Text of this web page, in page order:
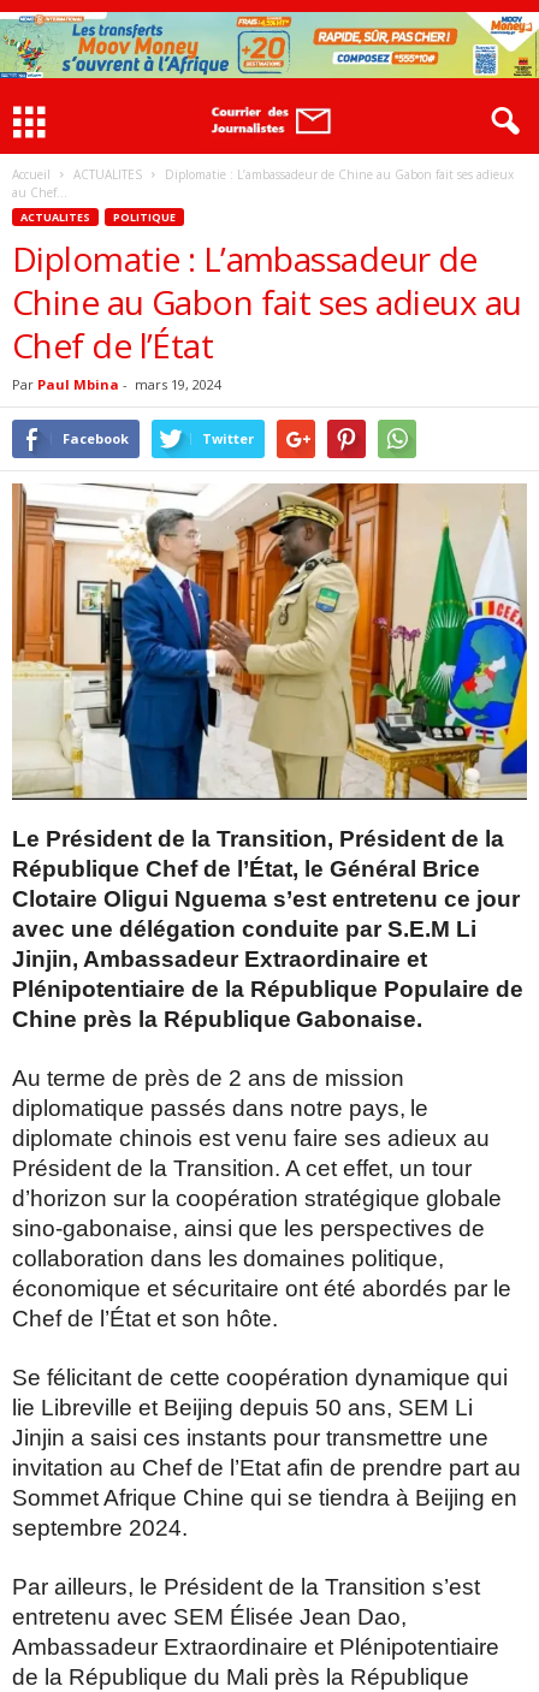
Accueil ACTUALITES
Diplomatie : L’ambassadeur de Chine au Gabon fait ses adieux
au Chef...
ACTUALITES POLITIQUE
Diplomatie : L’ambassadeur de
Chine au Gabon fait ses adieux au
Chef de l’État
Par Paul Mbina - mars 19, 2024
Facebook Twitter
Le Président de la Transition, Président de la
République Chef de l’État, le Général Brice
Clotaire Oligui Nguema s’est entretenu ce jour
avec une délégation conduite par S.E.M Li
Jinjin, Ambassadeur Extraordinaire et
Plénipotentiaire de la République Populaire de
Chine près la République Gabonaise.
Au terme de près de 2 ans de mission
diplomatique passés dans notre pays, le
diplomate chinois est venu faire ses adieux au
Président de la Transition. A cet effet, un tour
d’horizon sur la coopération stratégique globale
sino-gabonaise, ainsi que les perspectives de
collaboration dans les domaines politique,
économique et sécuritaire ont été abordés par le
Chef de l’État et son hôte.
Se félicitant de cette coopération dynamique qui
lie Libreville et Beijing depuis 50 ans, SEM Li
Jinjin a saisi ces instants pour transmettre une
invitation au Chef de l’Etat afin de prendre part au
Sommet Afrique Chine qui se tiendra à Beijing en
septembre 2024.
Par ailleurs, le Président de la Transition s’est
entretenu avec SEM Élisée Jean Dao,
Ambassadeur Extraordinaire et Plénipotentiaire
de la République du Mali près la République